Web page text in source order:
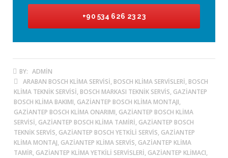
+90 534 626 23 23
BY: ADMIN
ARABAN BOSCH KLIMA SERVISI, BOSCH KLIMA SERVISLERI, BOSCH
KLIMA TEKNIK SERVISI, BOSCH MARKASI TEKNIK SERVIS, GAZIANTEP
BOSCH KLIMA BAKIMI, GAZIANTEP BOSCH KLIMA MONTAJI,
GAZIANTEP BOSCH KLIMA ONARIMI, GAZIANTEP BOSCH KLIMA
SERVISI, GAZIANTEP BOSCH KLIMA TAMIRI, GAZIANTEP BOSCH
TEKNIK SERVIS, GAZIANTEP BOSCH YETKILI SERVIS, GAZIANTEP
KLIMA MONTAJ, GAZIANTEP KLIMA SERVIS, GAZIANTEP KLIMA
TAMIR, GAZIANTEP KLIMA YETKILI SERVISLERI, GAZIANTEP KLIMACI,